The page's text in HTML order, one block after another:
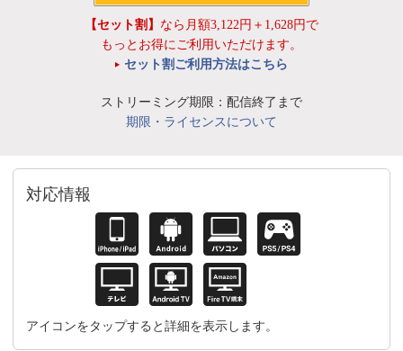
【セット割】 なら月額3,122円＋1,628円で
もっとお得にご利用いただけます。
セット割ご利用方法はこちら
ストリーミング期限：配信終了まで
期限・ライセンスについて
対応情報
アイコンをタップすると詳細を表示します。